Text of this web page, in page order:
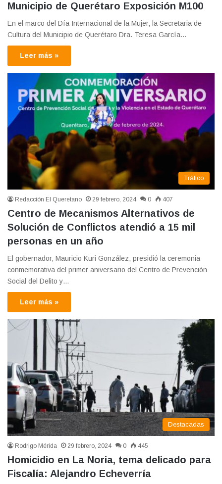
Municipio de Querétaro Exposición M100
En el marco del Día Internacional de la Mujer, la Secretaria de
Cultura del Municipio de Querétaro Dra. Teresa García…
Leer más »
Tráfico
Redacción El Queretano 29 febrero, 2024 0 407
Centro de Mecanismos Alternativos de
Solución de Conflictos atendió a 15 mil
personas en un año
El gobernador, Mauricio Kuri González, presidió la ceremonia
conmemorativa del primer aniversario del Centro de Prevención
Social del Delito y…
Leer más »
Destacadas
Rodrigo Mérida 29 febrero, 2024 0 445
Homicidio en La Noria, tema delicado para
Fiscalía: Alejandro Echeverría